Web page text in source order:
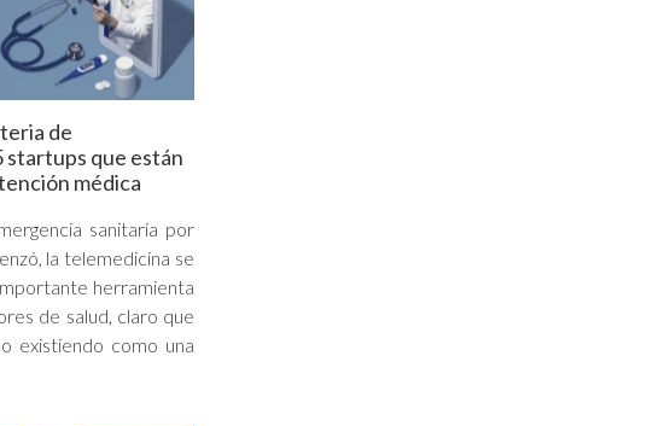
de
startups que están
médica
sanitaria por
la telemedicina se
herramienta
de salud, claro que
existiendo como una